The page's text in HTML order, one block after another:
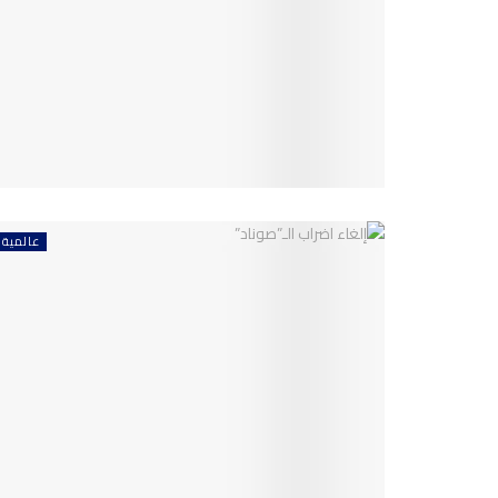
عالمية